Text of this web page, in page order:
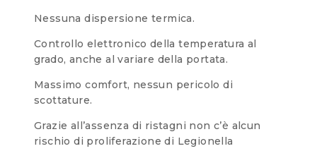
Nessuna dispersione termica.
Controllo elettronico della temperatura al
grado, anche al variare della portata.
Massimo comfort, nessun pericolo di
scottature.
Grazie all’assenza di ristagni non c’è alcun
rischio di proliferazione di Legionella